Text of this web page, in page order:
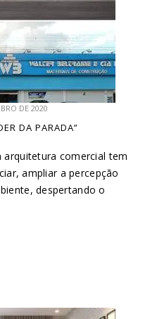
DE 2020
DA PARADA”
arquitetura comercial tem
ampliar a percepção
despertando o